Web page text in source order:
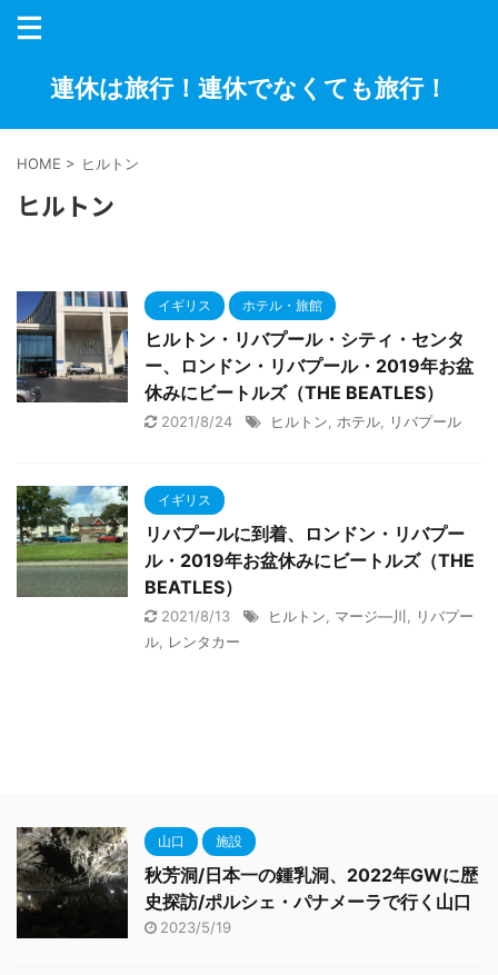
連休は旅行！連休でなくても旅行！
HOME > ヒルトン
ヒルトン
イギリス ホテル・旅館
ヒルトン・リバプール・シティ・センタ
ー、ロンドン・リバプール・2019年お盆
休みにビートルズ（THE BEATLES）
2021/8/24 ヒルトン ホテル リバプール
イギリス
リバプールに到着、ロンドン・リバプー
ル・2019年お盆休みにビートルズ（THE
BEATLES）
2021/8/13 ヒルトン マージ―川
リバプー
ル
レンタカー
山口 施設
秋芳洞/日本一の鍾乳洞、2022年GWに歴
史探訪/ポルシェ・パナメーラで行く山口
2023/5/19